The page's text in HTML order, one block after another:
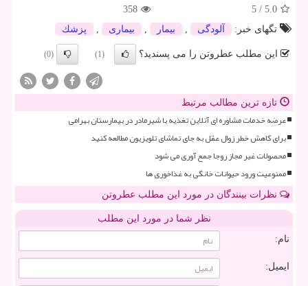
5.0
/
5
358
تگهای خبر:
آلودگی بیمار بیماری پزشك
این مطلب عطروتن را می پسندید؟ (1)
(0)
تازه ترین مطالب مرتبط
عرضه خدمات مشاوره ای آنلاین تغذیه با شیرمادر در بیمارستان بهرامی
برای کاهش خطر زوال عقل به جای تماشای تلویزیون مطالعه کنید
محصولات غیر مجاز روجا جمع آوری می شود
ممنوعیت ورود حیوانات خانگی به غذاخوری ها
نظرات بینندگان در مورد این مطلب عطروتن
نظر شما در مورد این مطلب
نام:
ایمیل: